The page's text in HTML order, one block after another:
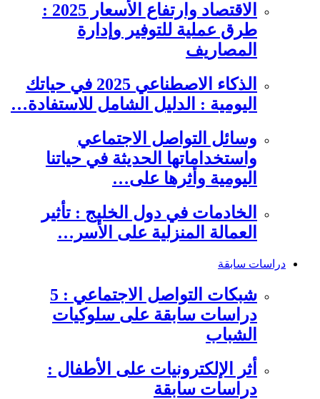
الاقتصاد وارتفاع الأسعار 2025 :
طرق عملية للتوفير وإدارة
المصاريف
الذكاء الاصطناعي 2025 في حياتك
اليومية : الدليل الشامل للاستفادة…
وسائل التواصل الاجتماعي
واستخداماتها الحديثة في حياتنا
اليومية وأثرها على…
الخادمات في دول الخليج : تأثير
العمالة المنزلية على الأسر…
دراسات سابقة
شبكات التواصل الاجتماعي : 5
دراسات سابقة على سلوكيات
الشباب
أثر الإلكترونيات على الأطفال :
دراسات سابقة